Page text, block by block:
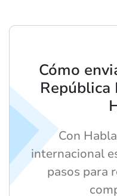
Cómo
República
Con
internacional
pasos para